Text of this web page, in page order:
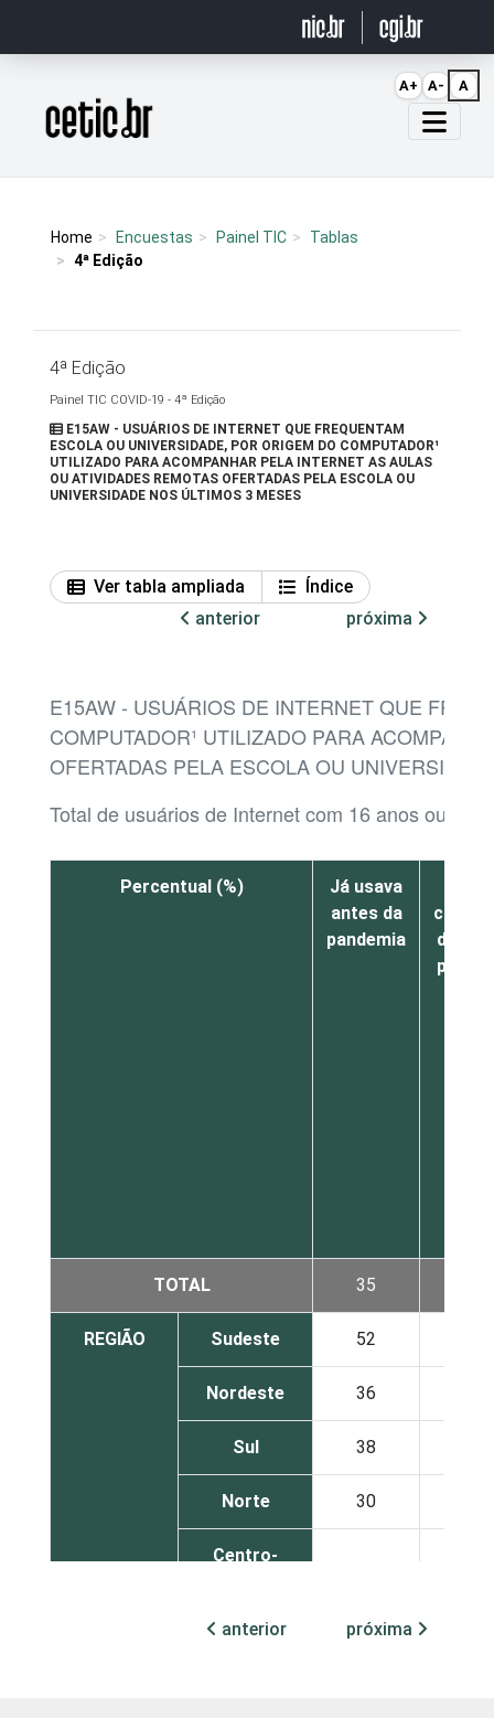
Página inicial
Home Encuestas Painel TIC
Tablas
4ª Edição
4ª Edição
Painel TIC COVID-19 - 4ª Edição
E15AW - USUÁRIOS DE INTERNET QUE FREQUENTAM
ESCOLA OU UNIVERSIDADE, POR ORIGEM DO COMPUTADOR¹
UTILIZADO PARA ACOMPANHAR PELA INTERNET AS AULAS
OU ATIVIDADES REMOTAS OFERTADAS PELA ESCOLA OU
UNIVERSIDADE NOS ÚLTIMOS 3 MESES
Ver tabla ampliada
Índice
anterior
próxima
E15AW - USUÁRIOS DE INTERNET QUE
COMPUTADOR¹ UTILIZADO PARA
OFERTADAS PELA ESCOLA OU
Total de usuários de Internet com 16 anos ou
Percentual (%)
Já usava
antes da
pandemia
TOTAL 35
REGIÃO Sudeste 52
Nordeste 36
Sul 38
Norte 30
Centro-
Masculino 40
anterior próxima
A+ A- A